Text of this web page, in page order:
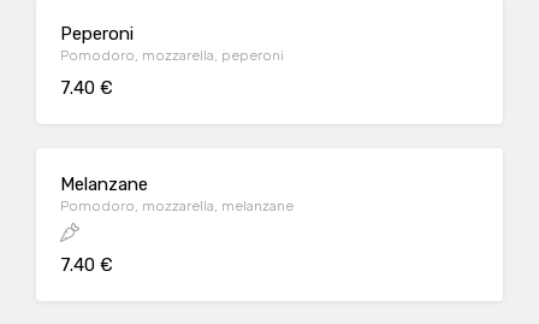
Peperoni
Pomodoro, mozzarella, peperoni
7.40 €
Melanzane
Pomodoro, mozzarella, melanzane
7.40 €